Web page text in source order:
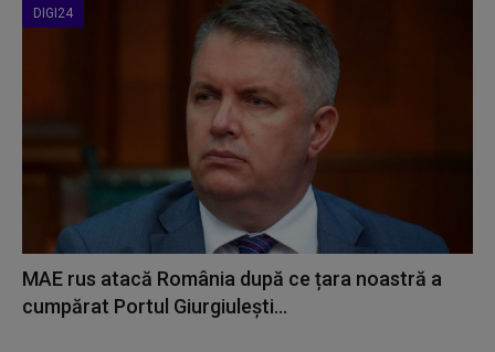
DIGI24
MAE rus atacă România după ce țara noastră a
cumpărat Portul Giurgiulești...